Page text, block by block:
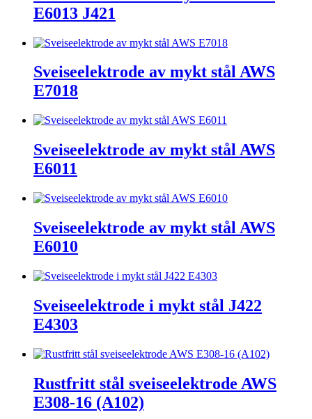
E6013 J421
Sveiseelektrode av mykt stål AWS
E7018
Sveiseelektrode av mykt stål AWS
E6011
Sveiseelektrode av mykt stål AWS
E6010
Sveiseelektrode i mykt stål J422
E4303
Rustfritt stål sveiseelektrode AWS
E308-16 (A102)